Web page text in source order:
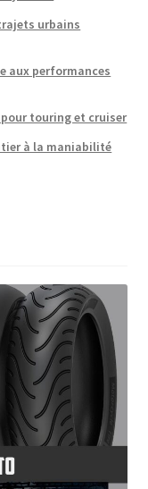
urbains
aux performances
touring et cruiser
à la maniabilité